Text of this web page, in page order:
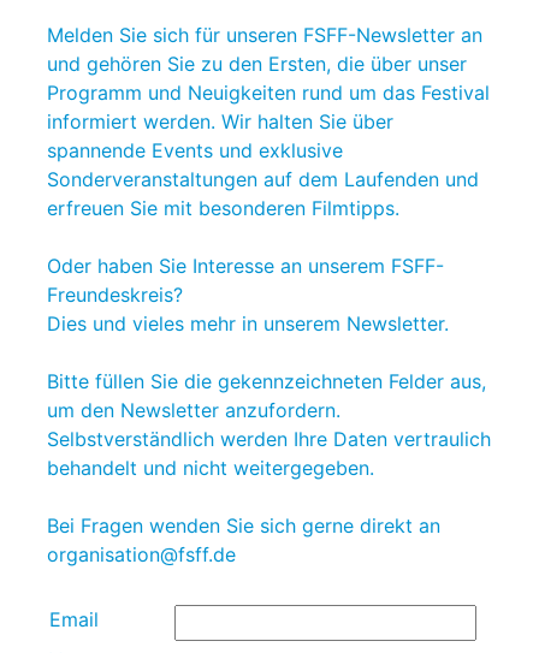
Melden Sie sich für unseren FSFF-Newsletter an
und gehören Sie zu den Ersten, die über unser
Programm und Neuigkeiten rund um das Festival
informiert werden. Wir halten Sie über
spannende Events und exklusive
Sonderveranstaltungen auf dem Laufenden und
erfreuen Sie mit besonderen Filmtipps.
Oder haben Sie Interesse an unserem FSFF-
Freundeskreis?
Dies und vieles mehr in unserem Newsletter.
Bitte füllen Sie die gekennzeichneten Felder aus,
um den Newsletter anzufordern.
Selbstverständlich werden Ihre Daten vertraulich
behandelt und nicht weitergegeben.
Bei Fragen wenden Sie sich gerne direkt an
organisation@fsff.de
Email